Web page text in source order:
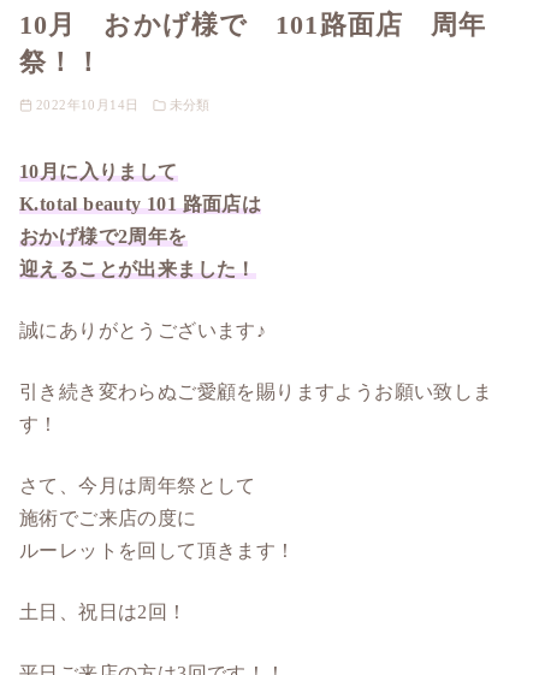
10月 おかげ様で 101路面店 周年
祭！！
2022年10月14日 未分類
10月に入りまして
K.total beauty 101 路面店は
おかげ様で2周年を
迎えることが出来ました！
誠にありがとうございます♪
引き続き変わらぬご愛顧を賜りますようお願い致しま
す！
さて、今月は周年祭として
施術でご来店の度に
ルーレットを回して頂きます！
土日、祝日は2回！